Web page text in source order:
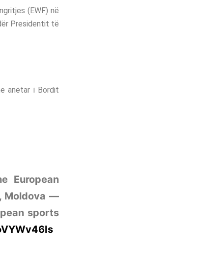
(EWF) në
Presidentit të
anëtar i Bordit
European
Moldova —
sports